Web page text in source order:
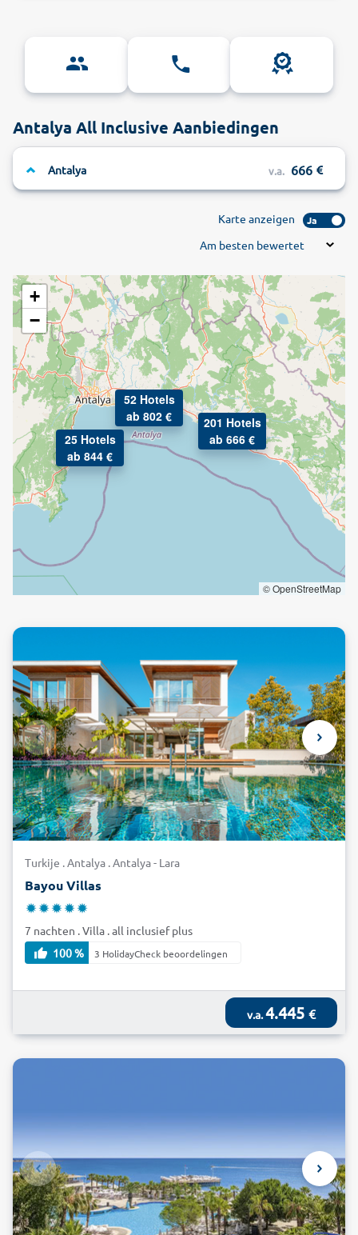
Antalya All Inclusive Aanbiedingen
Antalya v.a. 666
Karte anzeigen Ja
Am besten bewertet
25 Hotels
ab 844 €
52 Hotels
ab 802 €
201 Hotels
ab 666 €
+
−
© OpenStreetMap
Turkije . Antalya . Antalya - Lara
Bayou Villas
7 nachten . Villa . all inclusief plus
100 %
3 HolidayCheck beoordelingen
v.a.4.445 €